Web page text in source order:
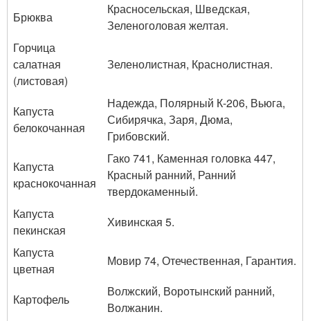
Брюква
Красносельская, Шведская,
Зеленоголовая желтая.
Горчица
салатная
(листовая)
Зеленолистная, Краснолистная.
Капуста
белокочанная
Надежда, Полярный К-206, Вьюга,
Сибирячка, Заря, Дюма,
Грибовский.
Капуста
краснокочанная
Гако 741, Каменная головка 447,
Красный ранний, Ранний
твердокаменный.
Капуста
пекинская
Хивинская 5.
Капуста
цветная
Мовир 74, Отечественная, Гарантия.
Картофель
Волжский, Воротынский ранний,
Волжанин.